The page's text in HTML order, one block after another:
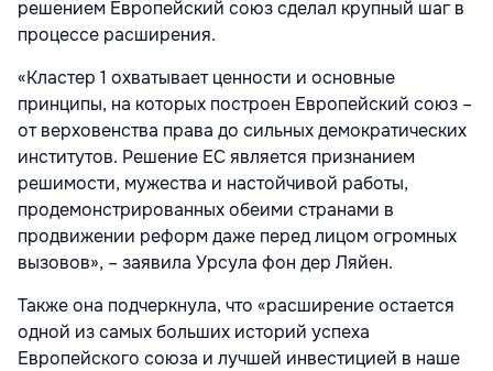
решением Европейский союз сделал крупный шаг в
процессе расширения.
«Кластер 1 охватывает ценности и основные
принципы, на которых построен Европейский союз –
от верховенства права до сильных демократических
институтов. Решение ЕС является признанием
решимости, мужества и настойчивой работы,
продемонстрированных обеими странами в
продвижении реформ даже перед лицом огромных
вызовов», – заявила Урсула фон дер Ляйен.
Также она подчеркнула, что «расширение остается
одной из самых больших историй успеха
Европейского союза и лучшей инвестицией в наше